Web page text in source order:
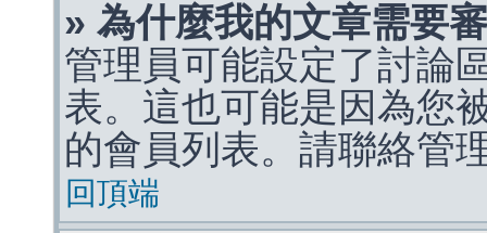
» 為什麼我的文章需要
管理員可能設定了討論
表。這也可能是因為您
的會員列表。請聯絡管
回頂端